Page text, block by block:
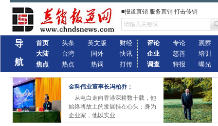
■报道直销 服务直销 打击传销
导
航
首页
大陆
焦点
头条
台湾
热点
英文版
国外
热词
财经
快讯
打传
评论
企业
调查
专论
慈善
特报
观察
培训
曝光
金科伟业董事长冯柏乔：
从电白走向香港深耕数十载，他
始终将故土的发展挂在心头；身为
企业家，他以实业